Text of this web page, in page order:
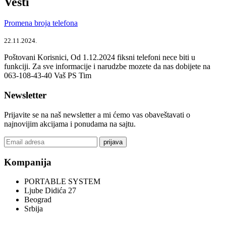
Promena broja telefona
22.11.2024.
Poštovani Korisnici, Od 1.12.2024 fiksni telefoni nece biti u
funkciji. Za sve informacije i narudzbe mozete da nas dobijete na
063-108-43-40 Vaš PS Tim
Newsletter
Prijavite se na naš newsletter a mi ćemo vas obaveštavati o
najnovijim akcijama i ponudama na sajtu.
prijava
Kompanija
PORTABLE SYSTEM
Ljube Didića 27
Beograd
Srbija